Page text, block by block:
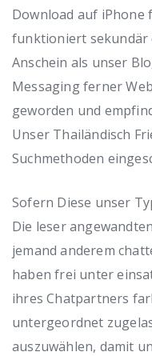
Download auf iPhone
funktioniert sekundär
Anschein als unser
Messaging ferner
geworden und
Unser Thailändisch
Suchmethoden
Sofern Diese unser
Die leser
jemand anderem
haben frei unter
ihres Chatpartners
untergeordnet
auszuwählen, damit